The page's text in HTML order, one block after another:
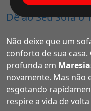
Dê ao Seu Sofá o
Não deixe que um
conforto de sua casa.
profunda em
novamente. Mas não
esgotando
respire a vida de